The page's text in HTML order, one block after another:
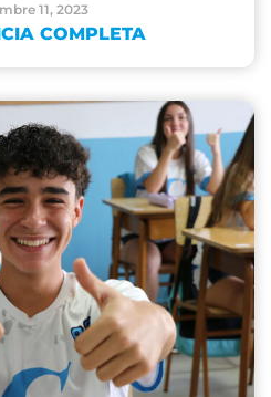
11, 2023
COMPLETA